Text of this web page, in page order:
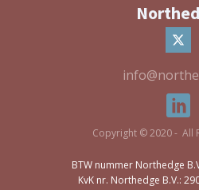
Copyright © 2020 - All
BTW nummer Northedge
KvK nr. Northedge B.V.: